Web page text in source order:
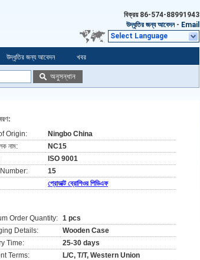
বিক্রয় 86-574-88991943
উদ্ধৃতির জন্য আবেদন - Email
Select Language
উদ্ধৃতির জন্য আবেদন খবর
অনুসন্ধান
Origin:
Ningbo China
নাম:
NC15
ISO 9001
15
প্রোডাক্ট ব্রোশিওর পিডিএফ
Order Quantity: 1 pcs
Details:
Wooden Case
Time:
25-30 days
Terms:
L/C, T/T, Western Union